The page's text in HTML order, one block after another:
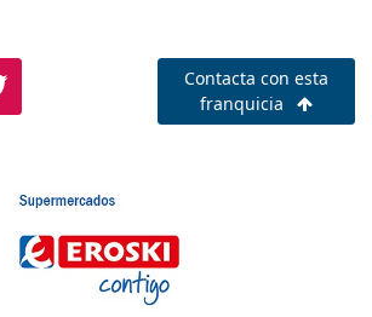
Contacta con esta
franquicia